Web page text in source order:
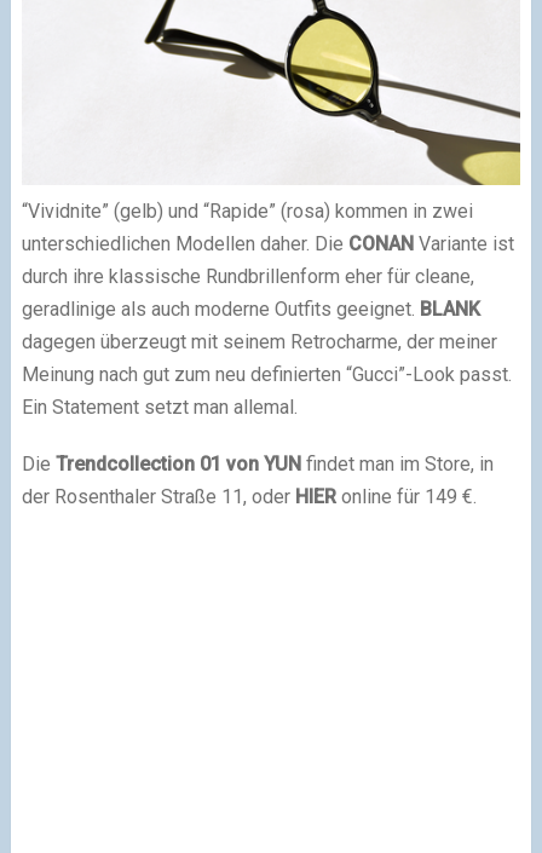
“Vividnite” (gelb) und “Rapide” (rosa) kommen in zwei
unterschiedlichen Modellen daher. Die CONANVariante ist
durch ihre klassische Rundbrillenform eher für cleane,
geradlinige als auch moderne Outfits geeignet. BLANK
dagegen überzeugt mit seinem Retrocharme, der meiner
Meinung nach gut zum neu definierten “Gucci”-Look passt.
Ein Statement setzt man allemal.
Die Trendcollection 01 von YUNfindet man im Store, in
der Rosenthaler Straße 11, oder HIERonline für 149 €.